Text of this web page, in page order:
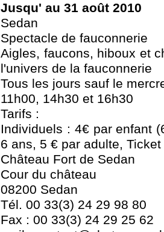
Jusqu' au 31 août 2010
Sedan
Spectacle de fauconnerie
Aigles, faucons, hiboux et
l'univers de la fauconnerie
Tous les jours sauf le
11h00, 14h30 et 16h30
Tarifs :
Individuels : 4€ par enfant
6 ans, 5 € par adulte,
Château Fort de Sedan
Cour du château
08200 Sedan
Tél. 00 33(3) 24 29 98 80
Fax : 00 33(3) 24 29 25 62